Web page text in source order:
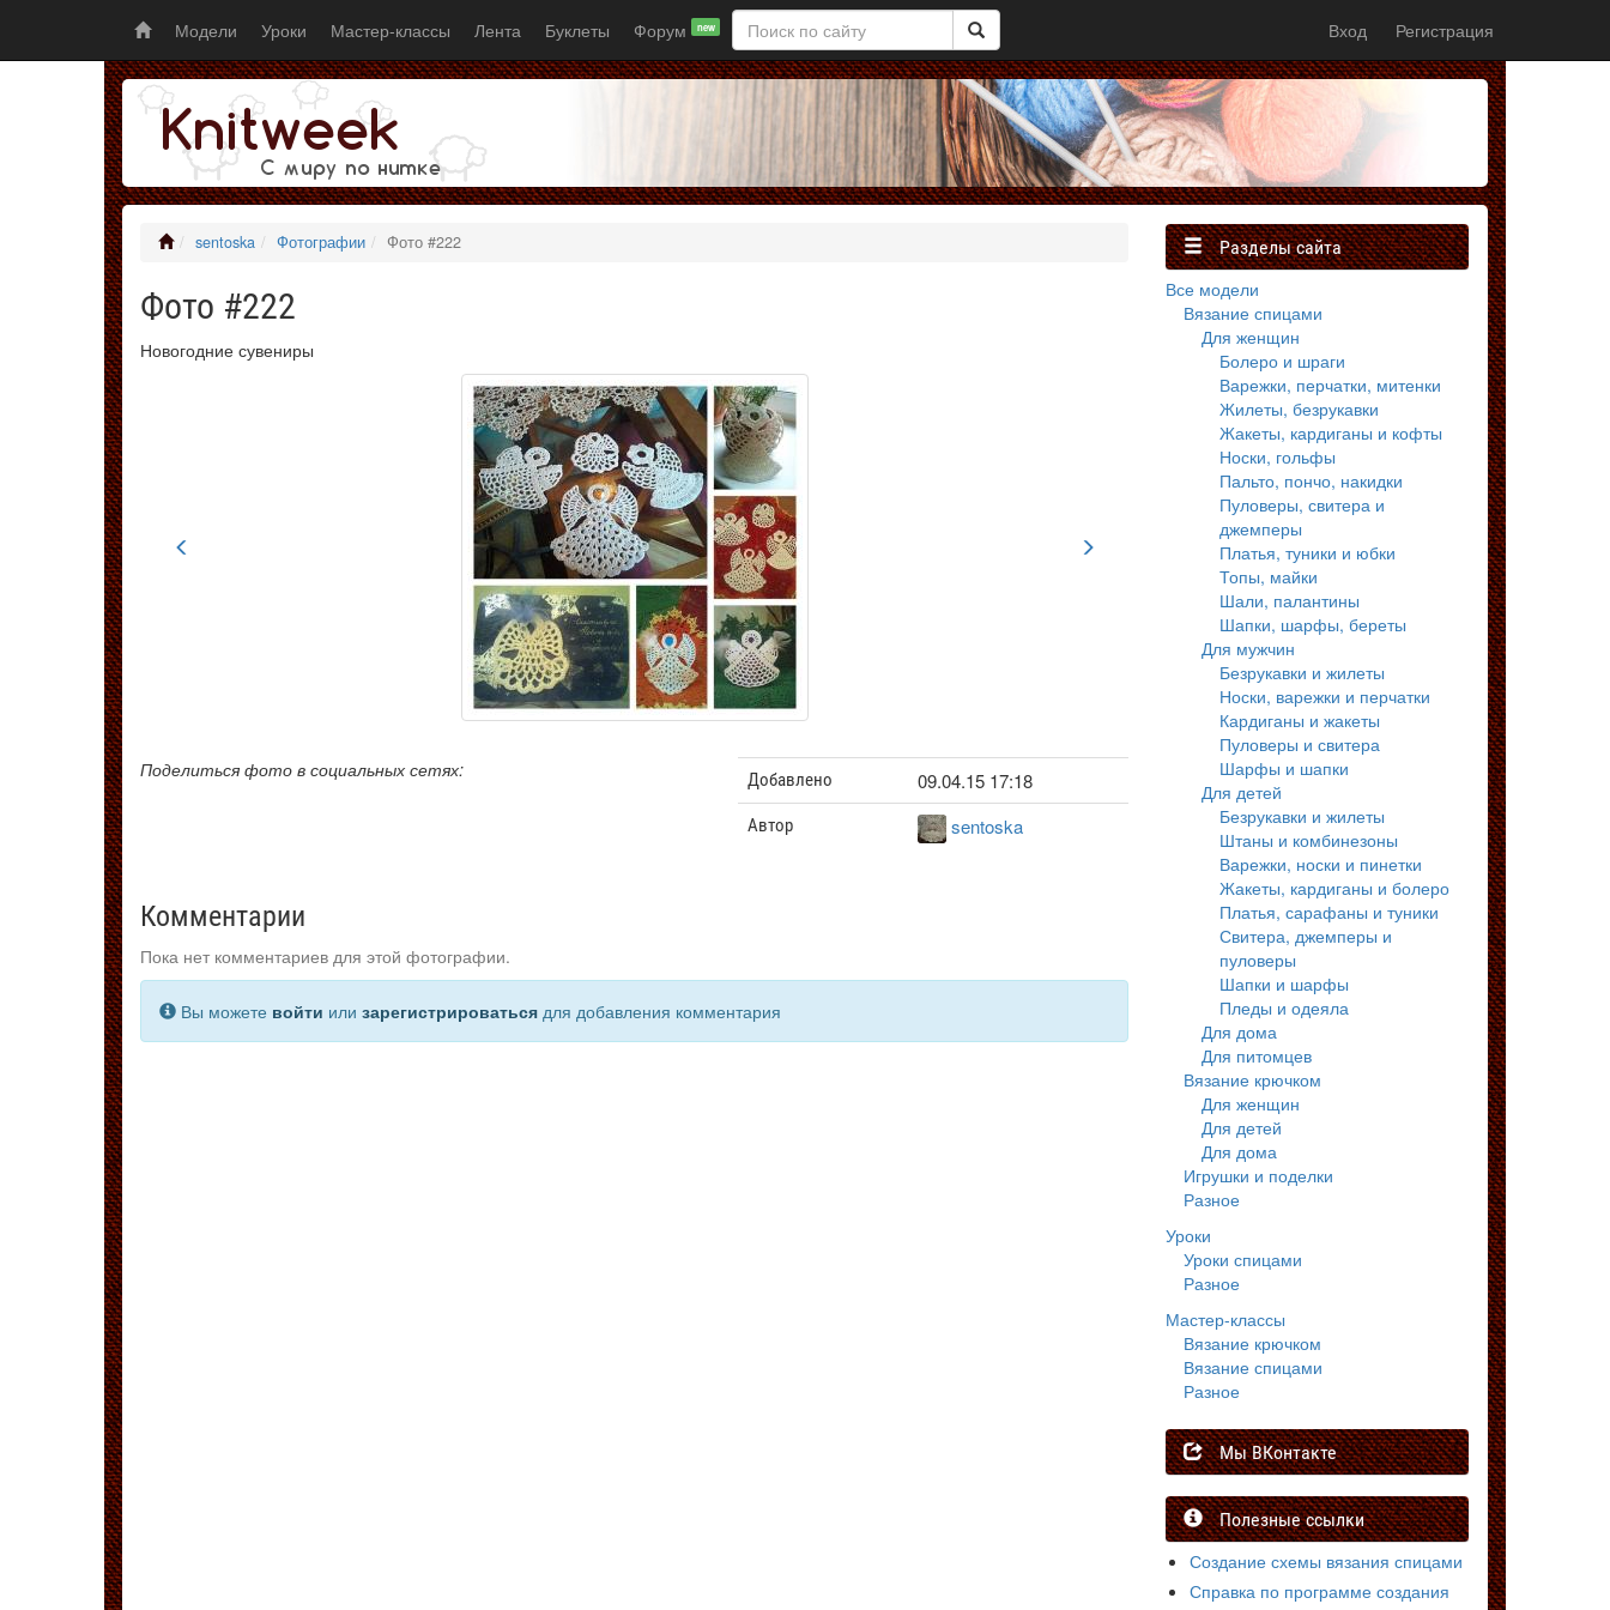
Вход Регистрация
Модели Уроки Мастер-классы Лента Буклеты Форум new
sentoska Фотографии Фото #222
Фото #222
Новогодние сувениры
Поделиться фото в социальных сетях: Добавлено 09.04.15 17:18
Автор sentoska
Комментарии
Пока нет комментариев для этой фотографии.
Вы можете войти или зарегистрироваться для добавления комментария
Разделы сайта
Все модели
Вязание спицами
Для женщин
Болеро и шраги
Варежки, перчатки, митенки
Жилеты, безрукавки
Жакеты, кардиганы и кофты
Носки, гольфы
Пальто, пончо, накидки
Пуловеры, свитера и
джемперы
Платья, туники и юбки
Топы, майки
Шали, палантины
Шапки, шарфы, береты
Для мужчин
Безрукавки и жилеты
Носки, варежки и перчатки
Кардиганы и жакеты
Пуловеры и свитера
Шарфы и шапки
Для детей
Безрукавки и жилеты
Штаны и комбинезоны
Варежки, носки и пинетки
Жакеты, кардиганы и болеро
Платья, сарафаны и туники
Свитера, джемперы и
пуловеры
Шапки и шарфы
Пледы и одеяла
Для дома
Для питомцев
Вязание крючком
Для женщин
Для детей
Для дома
Игрушки и поделки
Разное
Уроки
Уроки спицами
Разное
Мастер-классы
Вязание крючком
Вязание спицами
Разное
Мы ВКонтакте
Полезные ссылки
Создание схемы вязания спицами
Справка по программе создания